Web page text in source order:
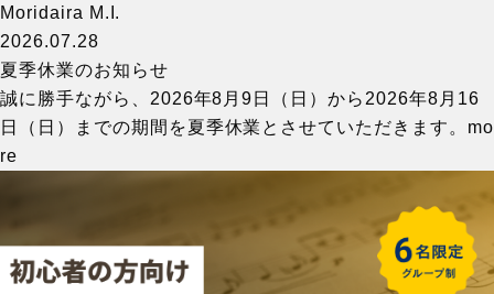
Moridaira M.I.
2026.07.28
夏季休業のお知らせ
誠に勝手ながら、2026年8月9日（日）から2026年8月16
日（日）までの期間を夏季休業とさせていただきます。 mo
re